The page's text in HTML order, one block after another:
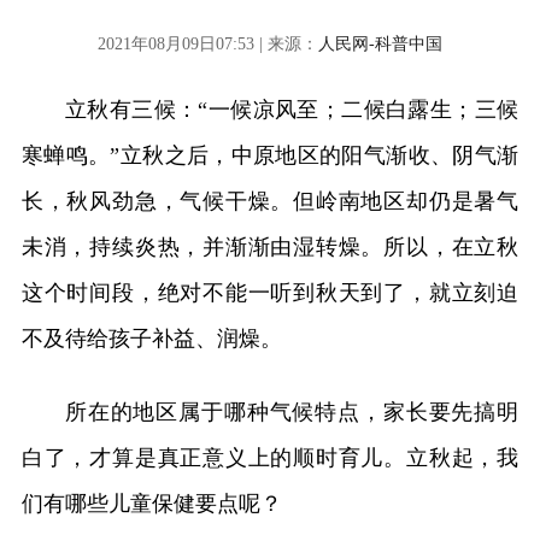
2021年08月09日07:53 | 来源： 人民网-科普中国
立秋有三候：“一候凉风至；二候白露生；三候
寒蝉鸣。”立秋之后，中原地区的阳气渐收、阴气渐
长，秋风劲急，气候干燥。但岭南地区却仍是暑气
未消，持续炎热，并渐渐由湿转燥。所以，在立秋
这个时间段，绝对不能一听到秋天到了，就立刻迫
不及待给孩子补益、润燥。
所在的地区属于哪种气候特点，家长要先搞明
白了，才算是真正意义上的顺时育儿。立秋起，我
们有哪些儿童保健要点呢？